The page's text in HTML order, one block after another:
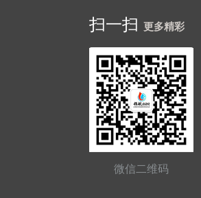
扫一扫 更多精彩
微信二维码